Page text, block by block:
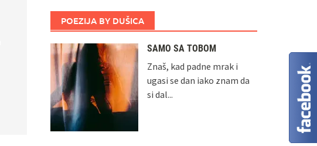
POEZIJA BY DUŠICA
SAMO SA TOBOM
Znaš, kad padne mrak i
ugasi se dan iako znam da
si dal...